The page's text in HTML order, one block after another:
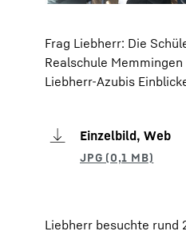
Frag Liebherr: Die
Realschule
Liebherr-Azubis
Einzelbild, Web
Liebherr besuchte rund